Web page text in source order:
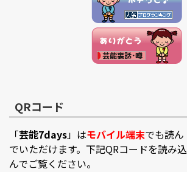
QRコード
「芸能7days」はモバイル端末でも読ん
でいただけます。下記QRコードを読み込
んでご覧ください。